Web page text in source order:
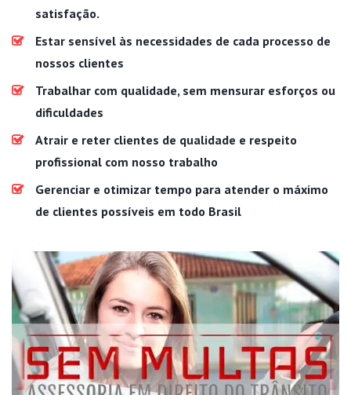
satisfação.
Estar sensível às necessidades de cada processo de
nossos clientes
Trabalhar com qualidade, sem mensurar esforços ou
dificuldades
Atrair e reter clientes de qualidade e respeito
profissional com nosso trabalho
Gerenciar e otimizar tempo para atender o máximo
de clientes possíveis em todo Brasil